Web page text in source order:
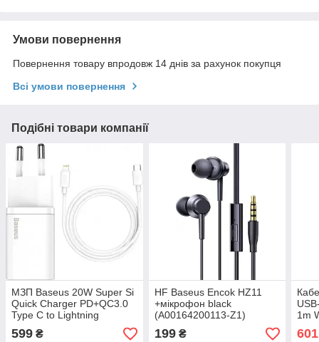
Умови повернення
Повернення товару впродовж 14 днів за рахунок покупця
Всі умови повернення
Подібні товари компанії
МЗП Baseus 20W Super Si
Quick Charger PD+QC3.0
Type C to Lightning
(TZCCSUP-B02) white
599 ₴
HF Baseus Encok HZ11
+мікрофон black
(A00164200113-Z1)
199₴
1m
601